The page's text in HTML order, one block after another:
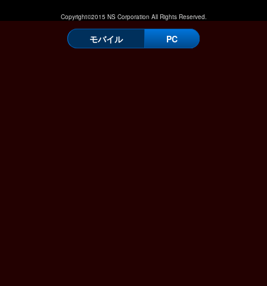
Copyright©2015 NS Corporation All Rights Reserved.
モバイル PC